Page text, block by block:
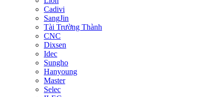
Cadivi
SangJin
Tài Trường Thành
CNC
Dixsen
Idec
Sungho
Hanyoung
Master
Selec